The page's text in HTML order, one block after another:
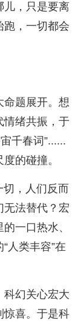
儿，只是要离
跑，一切都会
命题展开。想
情绪共振，于
千春词”......
的碰撞。
，人们反而
无法替代？宏
一口热水、
人类丰容”在
科幻关心宏大
惊喜。于是科